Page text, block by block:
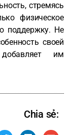
стремясь
физическое
поддержку. Не
своей
им
Chia sẻ: